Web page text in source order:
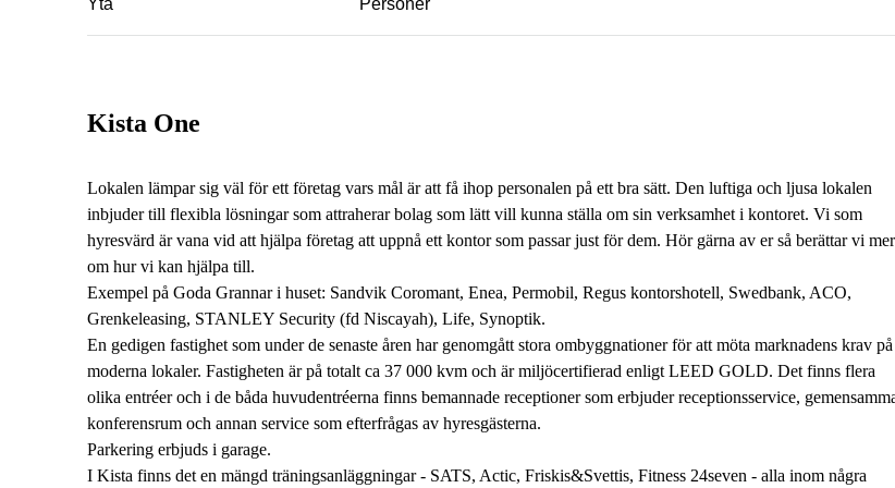
Yta Personer
Kista One
Lokalen lämpar sig väl för ett företag vars mål är att få ihop personalen på ett bra sätt. Den luftiga och ljusa lokalen
inbjuder till flexibla lösningar som attraherar bolag som lätt vill kunna ställa om sin verksamhet i kontoret. Vi som
hyresvärd är vana vid att hjälpa företag att uppnå ett kontor som passar just för dem. Hör gärna av er så berättar vi mer
om hur vi kan hjälpa till.
Exempel på Goda Grannar i huset: Sandvik Coromant, Enea, Permobil, Regus kontorshotell, Swedbank, ACO,
Grenkeleasing, STANLEY Security (fd Niscayah), Life, Synoptik.
En gedigen fastighet som under de senaste åren har genomgått stora ombyggnationer för att möta marknadens krav på
moderna lokaler. Fastigheten är på totalt ca 37 000 kvm och är miljöcertifierad enligt LEED GOLD. Det finns flera
olika entréer och i de båda huvudentréerna finns bemannade receptioner som erbjuder receptionsservice,
konferensrum och annan service som efterfrågas av hyresgästerna.
Parkering erbjuds i garage.
I Kista finns det en mängd träningsanläggningar - SATS, Actic, Friskis&Svettis, Fitness 24seven - alla inom några